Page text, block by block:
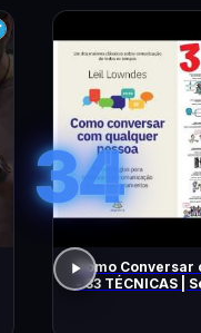
34
Como Conversar
- 33 TÉCNICAS |